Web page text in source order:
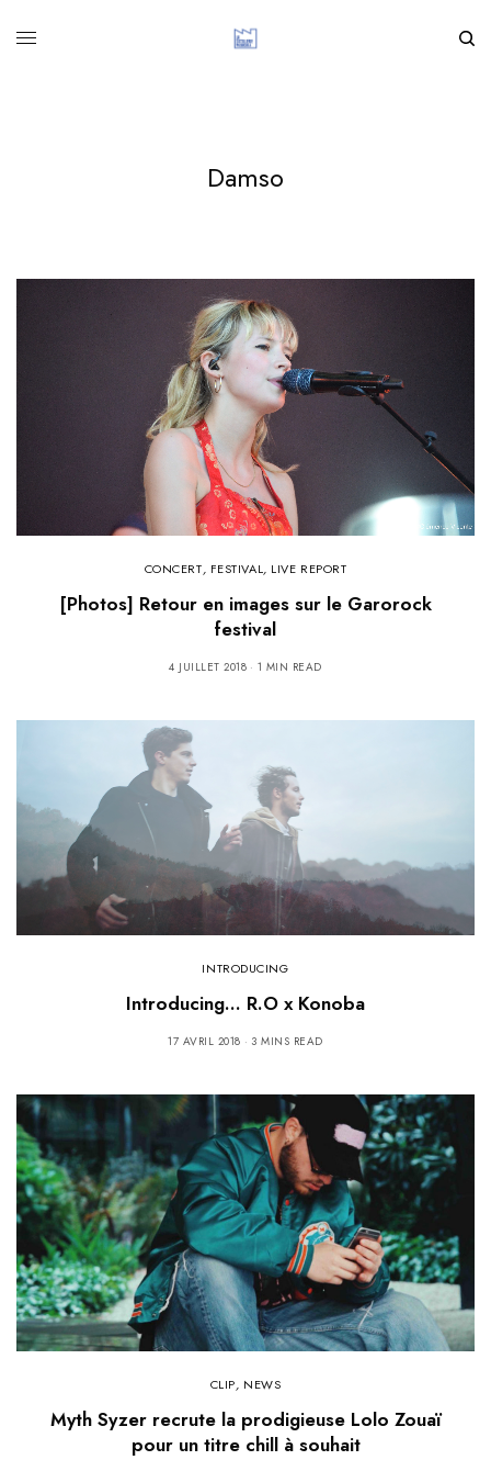
Damso
CONCERT, FESTIVAL, LIVE REPORT
[Photos] Retour en images sur le Garorock
festival
4 JUILLET 2018 1 MIN READ
INTRODUCING
Introducing… R.O x Konoba
17 AVRIL 2018 3 MINS READ
CLIP, NEWS
Myth Syzer recrute la prodigieuse Lolo Zouaï
pour un titre chill à souhait